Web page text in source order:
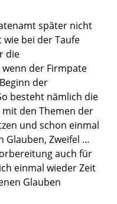
später nicht
wie bei der Taufe
die
der Firmpate
der
besteht nämlich die
den Themen der
und schon einmal
Glauben, Zweifel …
auch für
einmal wieder Zeit
Glauben